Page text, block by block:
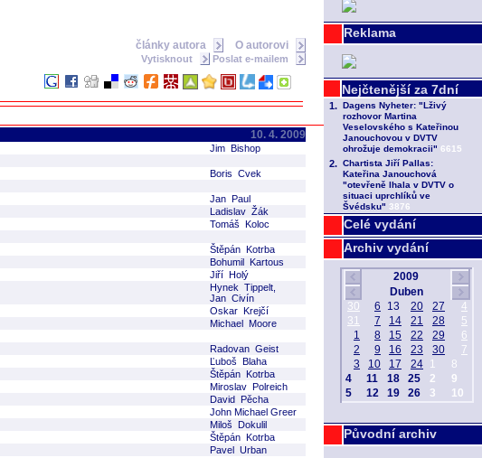
Reklama
Celé vydání
Archiv vydání
Původní archiv
články autora
O autorovi
Vytisknout Poslat e-mailem
10. 4. 2009
Jim Bishop
Boris Cvek
Jan Paul
Ladislav Žák
Tomáš Koloc
Štěpán Kotrba
Bohumil Kartous
Jiří Holý
Hynek Tippelt,
Jan Civín
Oskar Krejčí
Michael Moore
Radovan Geist
Ľuboš Blaha
Štěpán Kotrba
Miroslav Polreich
David Pěcha
John Michael Greer
Miloš Dokulil
Štěpán Kotrba
Pavel Urban